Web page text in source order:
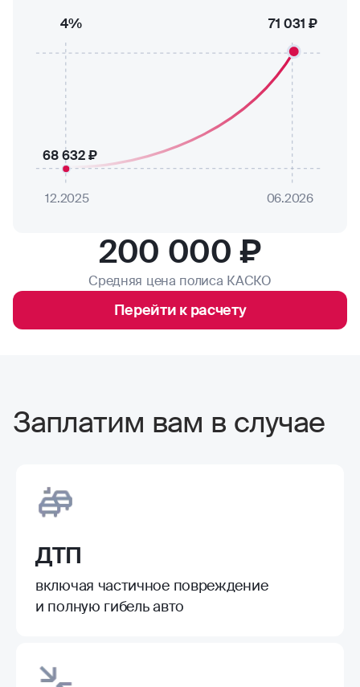
12.2025 06.2026
68 632 ₽
71 031 ₽
4%
200 000 ₽
Средняя цена полиса КАСКО
Перейти к расчету
Заплатим вам в случае
ДТП
включая частичное повреждение
и полную гибель авто